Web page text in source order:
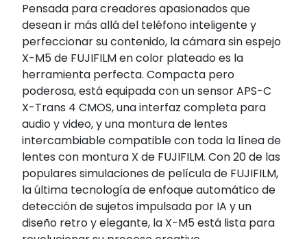
Pensada para creadores apasionados que
desean ir más allá del teléfono inteligente y
perfeccionar su contenido, la cámara sin espejo
X-M5 de FUJIFILM en color plateado es la
herramienta perfecta. Compacta pero
poderosa, está equipada con un sensor APS-C
X-Trans 4 CMOS, una interfaz completa para
audio y video, y una montura de lentes
intercambiable compatible con toda la línea de
lentes con montura X de FUJIFILM. Con 20 de las
populares simulaciones de película de FUJIFILM,
la última tecnología de enfoque automático de
detección de sujetos impulsada por IA y un
diseño retro y elegante, la X-M5 está lista para